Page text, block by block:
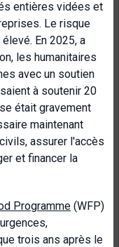
entières vidées et
Le risque
En 2025, a
les humanitaires
avec un soutien
à soutenir 20
était gravement
maintenant
assurer l'accès
et financer la
Programme (WFP)
trois ans après le